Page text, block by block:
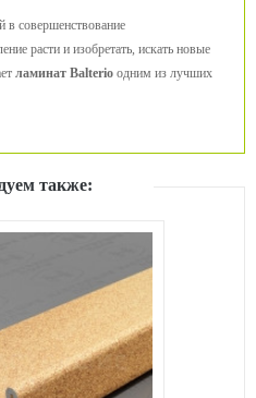
в совершенствование
расти и изобретать, искать новые
ламинат Balterio одним из лучших
также: